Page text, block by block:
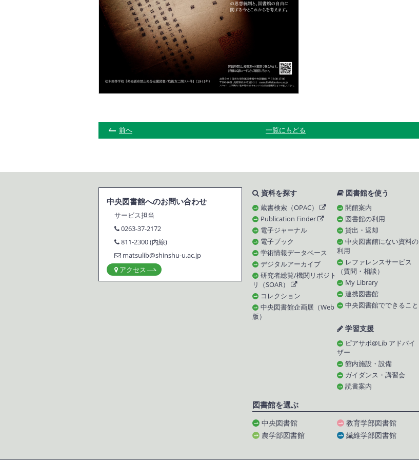
前へ 一覧にもどる
中央図書館へのお問い合わせ
サービス担当
0263-37-2172
811-2300 (内線)
matsulib@shinshu-u.ac.jp
アクセス
資料を探す
蔵書検索（OPAC）
Publication Finder
電子ジャーナル
電子ブック
学術情報データベース
デジタルアーカイブ
研究者総覧/機関リポジト
リ（SOAR）
コレクション
中央図書館企画展（Web
版）
図書館を使う
開館案内
図書館の利用
貸出・返却
中央図書館にない資料の
利用
レファレンスサービス
（質問・相談）
My Library
連携図書館
中央図書館でできること
学習支援
ピアサポ@Lib アドバイ
ザー
館内施設・設備
ガイダンス・講習会
読書案内
図書館を選ぶ
中央図書館 教育学部図書館
農学部図書館
繊維学部図書館